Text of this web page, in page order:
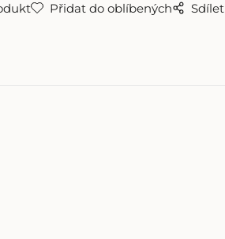
Přidat do oblíbených Sdílet